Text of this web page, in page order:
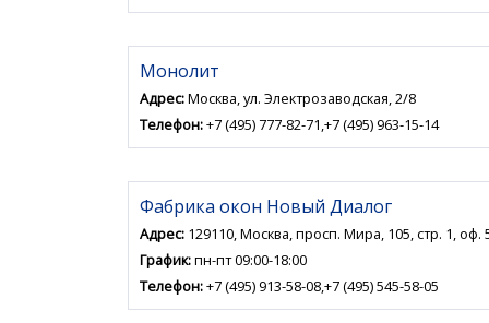
Монолит
Адрес:Москва, ул. Электрозаводская, 2/8
Телефон:+7 (495) 777-82-71,+7 (495) 963-15-14
Фабрика окон Новый Диалог
Адрес: 129110, Москва, просп. Мира, 105, стр. 1, оф.
График:пн-пт 09:00-18:00
Телефон:+7 (495) 913-58-08,+7 (495) 545-58-05